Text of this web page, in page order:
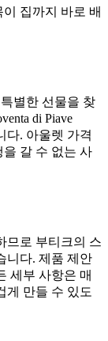
집까지 바로 배
별한 선물을 찾
di Piave
다. 아울렛 가격
갈 수 없는 사
므로 부티크의 스
니다. 제품 제안
세부 사항은 매
게 만들 수 있도